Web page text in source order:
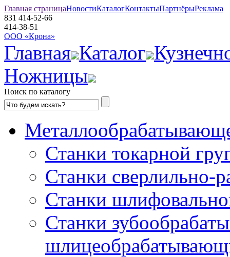
Главная страницаНовостиКаталогКонтактыПартнёрыРеклама
831 414-52-66
414-38-51
ООО «Крона»
Главная Каталог
Ножницы
Поиск по каталогу
Станки токарной
Станки сверлильно-
Станки
Станки